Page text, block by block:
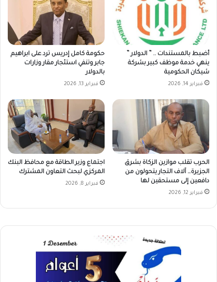
أضبط بالمستندات .. ” الدولار ”
ينهي خدمة موظف كبير بشركة
شيكان الحكومية
فبراير 14, 2026
حكومة كامل إدريس ترد على ابراهيم
جابر وتنفي استئجار مقار وزارات
بالدولار
فبراير 13, 2026
الحرب تقلب موازين الزكاة بشرق
الجزيرة… آلاف التجار يتحولون من
دافعين إلى مستحقين لها
فبراير 12, 2026
اجتماع وزير الطاقة مع محافظ البنك
المركزي لبحث التعاون المشترك
فبراير 8, 2026